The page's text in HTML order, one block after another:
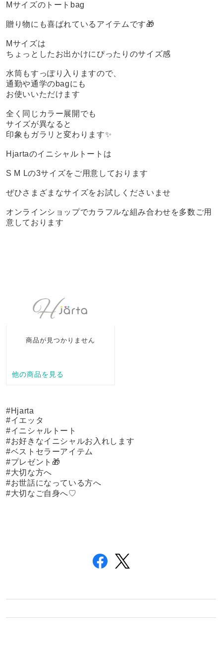
Mサイズのトートbag
贈り物にも喜ばれているアイテムです🎁
Mサイズは
ちょっとしたお出かけにぴったりのサイズ感
水筒もすっぽり入りますので、
通勤や通学のbagにも
お使いいただけます
全く同じカラー展開でも
サイズが異なると
印象もガラリと変わります✨
Hjartaのイニシャルトートは
S M Lの3サイズをご用意しております
ぜひさまざまなサイズをお試しくださいませ
オンラインショップでカラフルな組み合わせを多数ご用
意しております
#Hjarta
#イエッタ
#イニシャルトート
#お好きなイニシャルお入れします
#ベストセラーアイテム
#プレゼント🎁
#大切な方へ
#お世話になっている方へ
#大切なご自身へ♡